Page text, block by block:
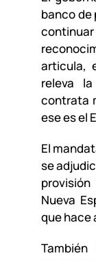
banco
articula,
releva
contrata
ese es el
El
se
Nueva
que hace